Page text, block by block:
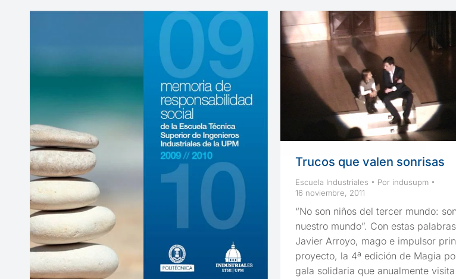
Trucos que valen sonrisas
Escuela Industriales Por indusupm
16 noviembre, 2011
“No son niños del tercer mundo:
nuestro mundo”. Con estas
Javier Arroyo, mago e impulsor
proyecto, la 4ª edición de Magia
gala solidaria que anualmente